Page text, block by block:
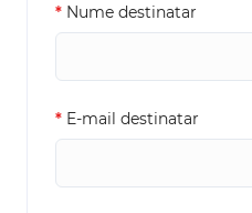
Nume destinatar
E-mail destinatar